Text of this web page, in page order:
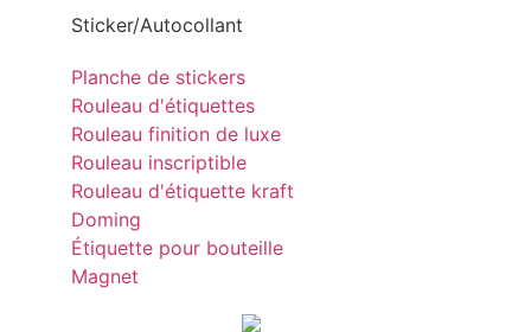
Sticker/Autocollant
Planche de stickers
Rouleau d'étiquettes
Rouleau finition de luxe
Rouleau inscriptible
Rouleau d'étiquette kraft
Doming
Étiquette pour bouteille
Magnet